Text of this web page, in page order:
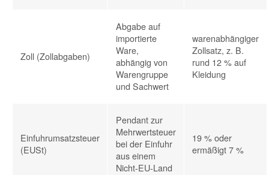
Zoll (Zollabgaben)
Abgabe auf
importierte
Ware,
abhängig von
Warengruppe
und Sachwert
warenabhängiger
Zollsatz, z. B.
rund 12 % auf
Kleidung
Einfuhrumsatzsteuer
(EUSt)
Pendant zur
Mehrwertsteuer
bei der Einfuhr
aus einem
Nicht-EU-Land
19 % oder
ermäßigt 7 %